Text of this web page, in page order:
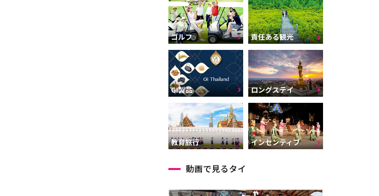
ゴルフ 責任ある観光
GI製品 ロングステイ
教育旅行 インセンティブ
動画で見るタイ